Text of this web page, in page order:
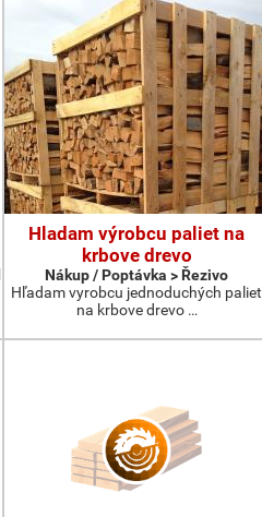
Hladam výrobcu paliet na
krbove drevo
Nákup / Poptávka > Řezivo
Hľadam vyrobcu jednoduchých paliet
na krbove drevo …